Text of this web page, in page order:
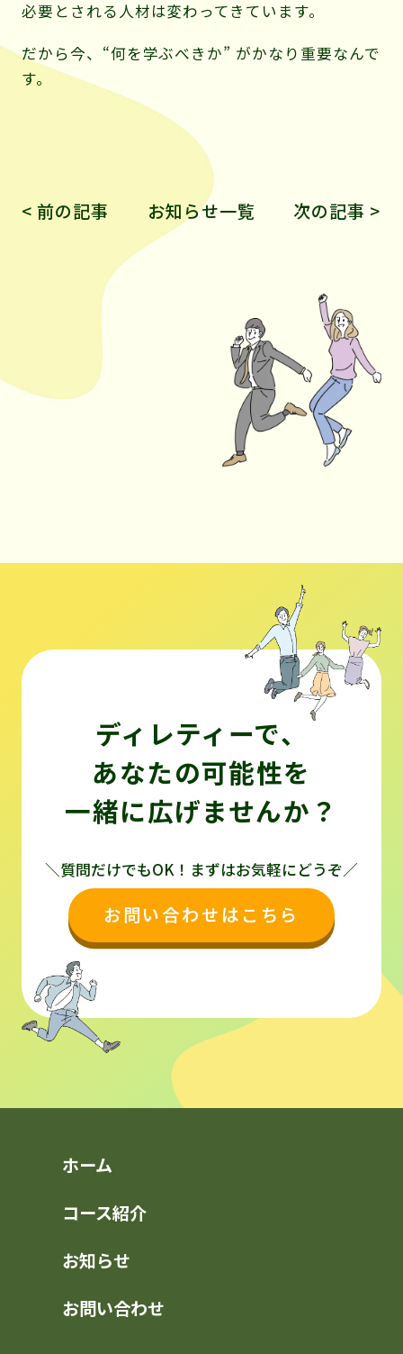
必要とされる人材は変わってきています。
だから今、“何を学ぶべきか” がかなり重要なんで
す。
< 前の記事 お知らせ一覧 次の記事 >
ディレティーで、
あなたの可能性を
一緒に広げませんか？
＼質問だけでもOK！まずはお気軽にどうぞ／
お問い合わせはこちら
ホーム
コース紹介
お知らせ
お問い合わせ